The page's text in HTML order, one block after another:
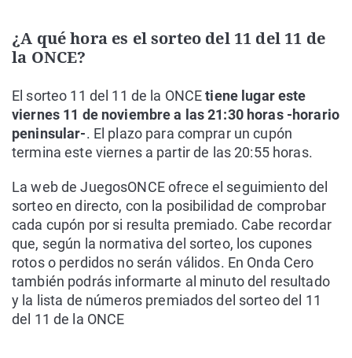
¿A qué hora es el sorteo del 11 del 11 de
la ONCE?
El sorteo 11 del 11 de la ONCEtiene lugar este
viernes 11 de noviembre a las 21:30 horas -horario
peninsular-. El plazo para comprar un cupón
termina este viernes a partir de las 20:55 horas.
La web de JuegosONCE ofrece el seguimiento del
sorteo en directo, con la posibilidad de comprobar
cada cupón por si resulta premiado. Cabe recordar
que, según la normativa del sorteo, los cupones
rotos o perdidos no serán válidos. En Onda Cero
también podrás informarte al minuto del resultado
y la lista de números premiados del sorteo del 11
del 11 de la ONCE